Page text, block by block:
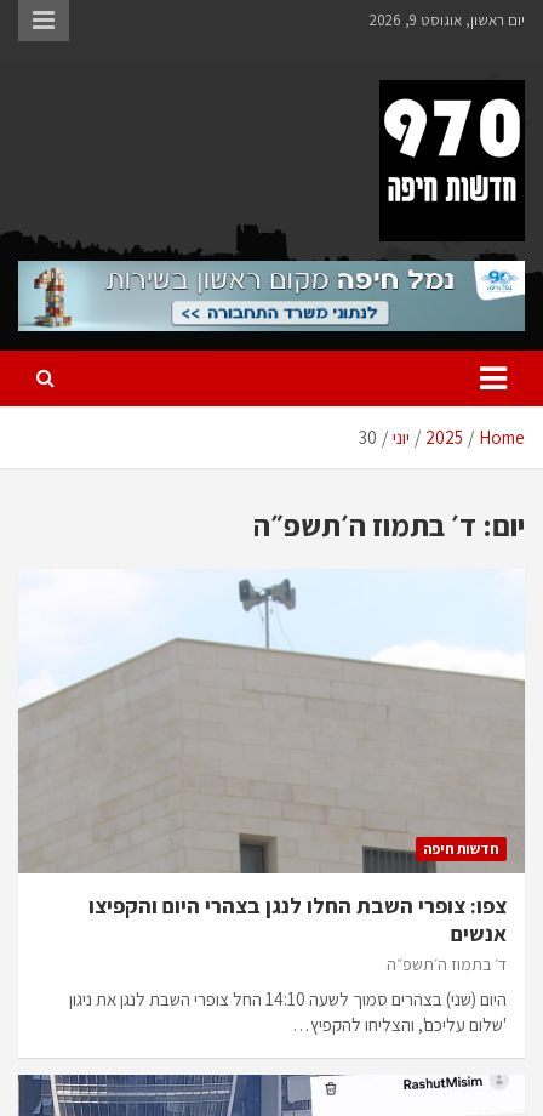
Skipיום ראשון, אוגוסט 9, 2026
970 חדשות חיפה
970 חדשות חיפה
Home
2025 יוני 30
יום: ד׳ בתמוז ה׳תשפ״ה
חדשות חיפה
צפו: צופרי השבת החלו לנגן בצהרי היום והקפיצו
אנשים
ד׳ בתמוז ה׳תשפ״ה
היום (שני) בצהרים סמוך לשעה 14:10 החל צופרי השבת לנגן את ניגון
'שלום עליכם', והצליחו להקפיץ…